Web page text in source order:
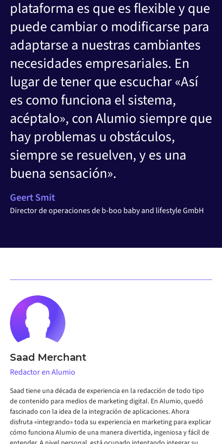
plataforma es que es flexible y que
puede cambiar o modificarse para
adaptarse a nuestras cambiantes
necesidades empresariales. En
lugar de tener que escuchar «Así
es como funciona el sistema,
acéptalo», con Alumio siempre que
hay problemas u obstáculos,
siempre se resuelven, y es una
buena sensación».
Geert Smit
Director de operaciones de b-boo baby and lifestyle GmbH
Saad Merchant
Redactor en Alumio
Saad tiene una década de experiencia en la redacción de todo tipo
de contenido para medios de marketing digital. En Alumio, quedó
fascinado con la idea de la integración de aplicaciones. Ahora
disfruta «integrando» toda su experiencia en marketing para explicar
cómo funciona Alumio de una manera divertida, ingeniosa y fácil de